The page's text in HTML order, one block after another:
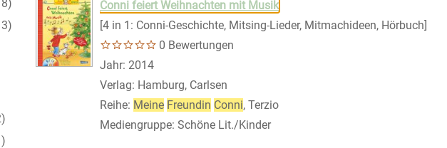
Mehr Verfasser-Filter anzeigen
Conni feiert Weihnachten mit Musik
[4 in 1: Conni-Geschichte, Mitsing-Lieder, Mitmachideen, Hörbuch]
0 Bewertungen
Suche nach diesem Verfasser
Jahr: 2014
Verlag: Hamburg, Carlsen
Reihe: Meine Freundin Conni, Terzio
Mediengruppe: Schöne Lit./Kinder